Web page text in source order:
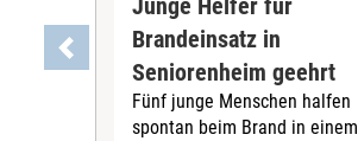
Junge Helfer für
Brandeinsatz in
Seniorenheim geehrt
Fünf junge Menschen halfen
spontan beim Brand in einem